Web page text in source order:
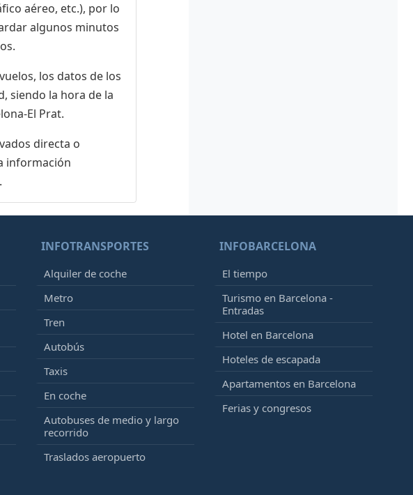
aéreo, etc.), por lo
algunos minutos
los datos de los
siendo la hora de la
El Prat.
directa o
información
INFOTRANSPORTES
Alquiler de coche
Metro
Tren
Autobús
Taxis
En coche
Autobuses de medio y largo
recorrido
Traslados aeropuerto
INFOBARCELONA
El tiempo
Turismo en Barcelona -
Entradas
Hotel en Barcelona
Hoteles de escapada
Apartamentos en Barcelona
Ferias y congresos